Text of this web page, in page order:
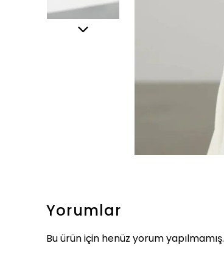
Yorumlar
Bu ürün için henüz yorum yapılmamış.